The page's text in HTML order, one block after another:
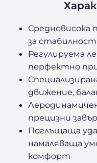
Средновисока
за
Регулируема
перфектно
движение,
прецизни
Поглъщаща
намаляваща
комфорт